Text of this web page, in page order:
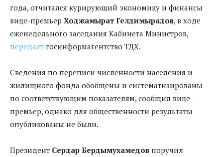
года, отчитался курирующий экономику и финансы
вице-премьер Ходжамырат Гелдимырадов, в ходе
еженедельного заседания Кабинета Министров,
передает госинформагентство ТДХ.
Сведения по переписи численности населения и
жилищного фонда обобщены и систематизированы
по соответствующим показателям, сообщил вице-
премьер, однако для общественности результаты
опубликованы не были.
Президент Сердар Бердымухамедов поручил